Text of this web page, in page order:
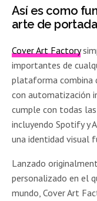
Así es como
arte de
Cover Art Factory
importantes de
plataforma combina
con automatización
cumple con todas
incluyendo Spotify y
una identidad visual
Lanzado
personalizado en el
mundo, Cover Art